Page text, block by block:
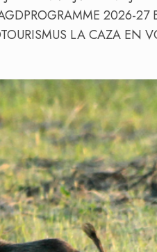
2026-27
LA CAZA EN